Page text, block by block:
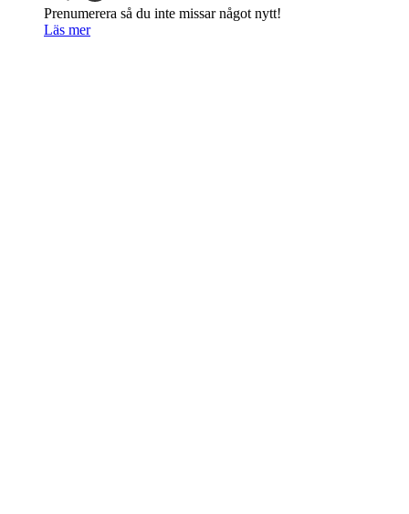
Prenumerera så du inte missar något nytt!
Läs mer